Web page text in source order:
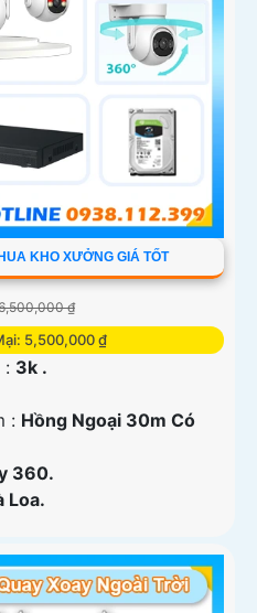
KHO XƯỞNG GIÁ TỐT
₫
5,500,000 ₫
: 3k .
: Hồng Ngoại 30m Có
360.
Loa.